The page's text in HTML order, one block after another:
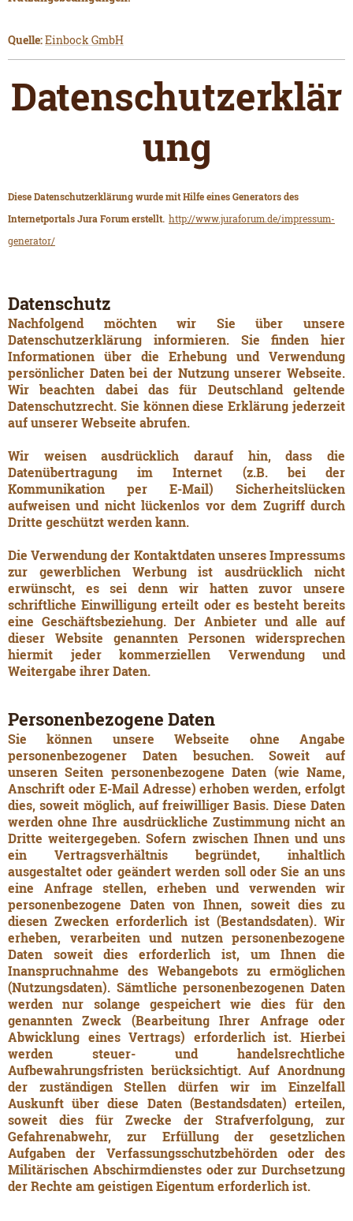
Quelle:Einbock GmbH
Datenschutzerklär
ung
Diese Datenschutzerklärung wurde mit Hilfe eines Generators des
Internetportals Jura Forum erstellt. http://www.juraforum.de/impressum-
generator/
Datenschutz
Nachfolgend möchten wir Sie über unsere
Datenschutzerklärung informieren. Sie finden hier
Informationen über die Erhebung und Verwendung
persönlicher Daten bei der Nutzung unserer Webseite.
Wir beachten dabei das für Deutschland geltende
Datenschutzrecht. Sie können diese Erklärung jederzeit
auf unserer Webseite abrufen.
Wir weisen ausdrücklich darauf hin, dass die
Datenübertragung im Internet (z.B. bei der
Kommunikation per E-Mail) Sicherheitslücken
aufweisen und nicht lückenlos vor dem Zugriff durch
Dritte geschützt werden kann.
Die Verwendung der Kontaktdaten unseres Impressums
zur gewerblichen Werbung ist ausdrücklich nicht
erwünscht, es sei denn wir hatten zuvor unsere
schriftliche Einwilligung erteilt oder es besteht bereits
eine Geschäftsbeziehung. Der Anbieter und alle auf
dieser Website genannten Personen widersprechen
hiermit jeder kommerziellen Verwendung und
Weitergabe ihrer Daten.
Personenbezogene Daten
Sie können unsere Webseite ohne Angabe
personenbezogener Daten besuchen. Soweit auf
unseren Seiten personenbezogene Daten (wie Name,
Anschrift oder E-Mail Adresse) erhoben werden, erfolgt
dies, soweit möglich, auf freiwilliger Basis. Diese Daten
werden ohne Ihre ausdrückliche Zustimmung nicht an
Dritte weitergegeben. Sofern zwischen Ihnen und uns
ein Vertragsverhältnis begründet, inhaltlich
ausgestaltet oder geändert werden soll oder Sie an uns
eine Anfrage stellen, erheben und verwenden wir
personenbezogene Daten von Ihnen, soweit dies zu
diesen Zwecken erforderlich ist (Bestandsdaten). Wir
erheben, verarbeiten und nutzen personenbezogene
Daten soweit dies erforderlich ist, um Ihnen die
Inanspruchnahme des Webangebots zu ermöglichen
(Nutzungsdaten). Sämtliche personenbezogenen Daten
werden nur solange gespeichert wie dies für den
genannten Zweck (Bearbeitung Ihrer Anfrage oder
Abwicklung eines Vertrags) erforderlich ist. Hierbei
werden steuer- und handelsrechtliche
Aufbewahrungsfristen berücksichtigt. Auf Anordnung
der zuständigen Stellen dürfen wir im Einzelfall
Auskunft über diese Daten (Bestandsdaten) erteilen,
soweit dies für Zwecke der Strafverfolgung, zur
Gefahrenabwehr, zur Erfüllung der gesetzlichen
Aufgaben der Verfassungsschutzbehörden oder des
Militärischen Abschirmdienstes oder zur Durchsetzung
der Rechte am geistigen Eigentum erforderlich ist.